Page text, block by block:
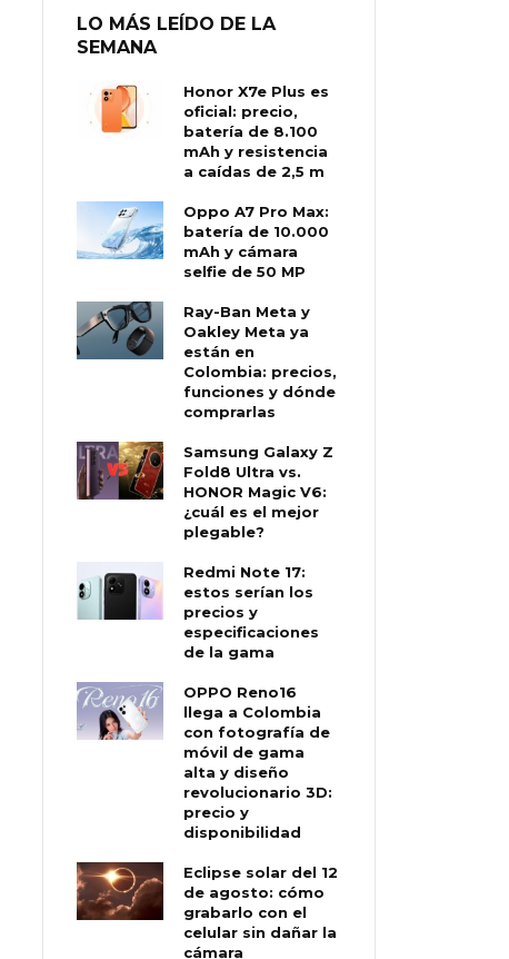
LO MÁS LEÍDO DE LA
SEMANA
Honor X7e Plus es
oficial: precio,
batería de 8.100
mAh y resistencia
a caídas de 2,5 m
Oppo A7 Pro Max:
batería de 10.000
mAh y cámara
selfie de 50 MP
Ray-Ban Meta y
Oakley Meta ya
están en
Colombia: precios,
funciones y dónde
comprarlas
Samsung Galaxy Z
Fold8 Ultra vs.
HONOR Magic V6:
¿cuál es el mejor
plegable?
Redmi Note 17:
estos serían los
precios y
especificaciones
de la gama
OPPO Reno16
llega a Colombia
con fotografía de
móvil de gama
alta y diseño
revolucionario 3D:
precio y
disponibilidad
Eclipse solar del 12
de agosto: cómo
grabarlo con el
celular sin dañar la
cámara